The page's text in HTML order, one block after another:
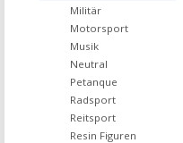
Militär
Motorsport
Musik
Neutral
Petanque
Radsport
Reitsport
Resin Figuren